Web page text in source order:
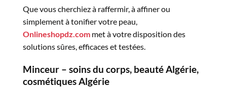
Que vous cherchiez à raffermir, à affiner ou
simplement à tonifier votre peau,
Onlineshopdz.com met à votre disposition des
solutions sûres, efficaces et testées.
Minceur – soins du corps, beauté Algérie,
cosmétiques Algérie